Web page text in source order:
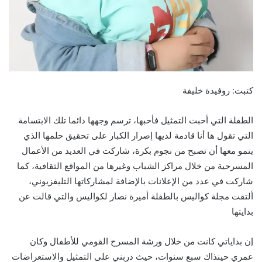
كتبت: روفيدة خليفة
الطفلة التي أحبت التمثيل فأحبها، ترسم وجهها دائما تلك الابتسامة
التي تقول ها أنا قادمة لديها إصرار الكبار على تحقيق حلمها الذي
ينمو معها أن تصبح من نجوم بكرة، شاركت في العديد من الأعمال
المسرحية من خلال مراكز الشباب وغيرها من المواقع الثقافية، كما
شاركت في عدد من الإعلانات بالإضافة لمشاركاتها التليفزيوني،
ألتقت مجلة كواليس بالطفلة أميرة نصار لكواليس والتي قالت عن
بدايتها
إن بداياتي كانت من خلال ورشة المسرح القومي للأطفال وكان
عمري حينذاك سبع سنوات، حيث دربني على التمثيل والاستعراضات